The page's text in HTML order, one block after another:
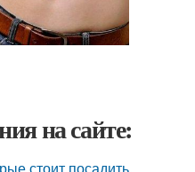
на сайте: